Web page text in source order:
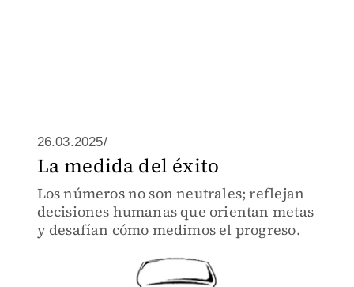
26.03.2025/
La medida del éxito
Los números no son neutrales; reflejan
decisiones humanas que orientan metas
y desafían cómo medimos el progreso.